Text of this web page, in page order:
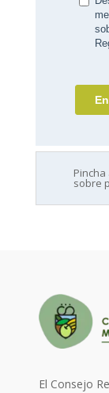
sobre
El Consejo